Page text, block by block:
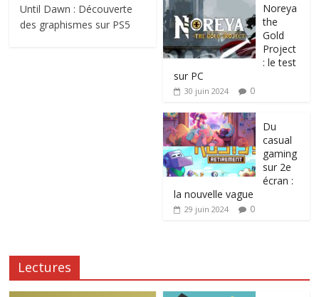
Until Dawn : Découverte
des graphismes sur PS5
Noreya
the
Gold
Project
: le test
sur PC
30 juin 2024 0
Du
casual
gaming
sur 2e
écran :
la nouvelle vague
29 juin 2024 0
Lectures